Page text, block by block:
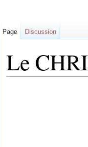
Le
Page Discussion